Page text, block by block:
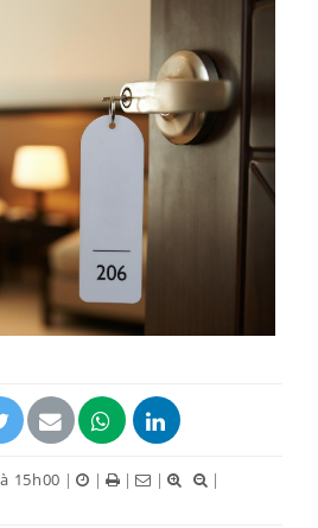
15h00 | | | |
|